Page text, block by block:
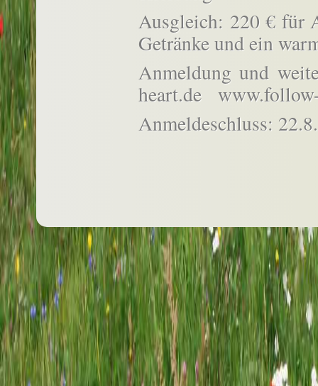
Ausgleich: 220 € für
Getränke und ein
Anmeldung und
heart.de
Anmeldeschluss: